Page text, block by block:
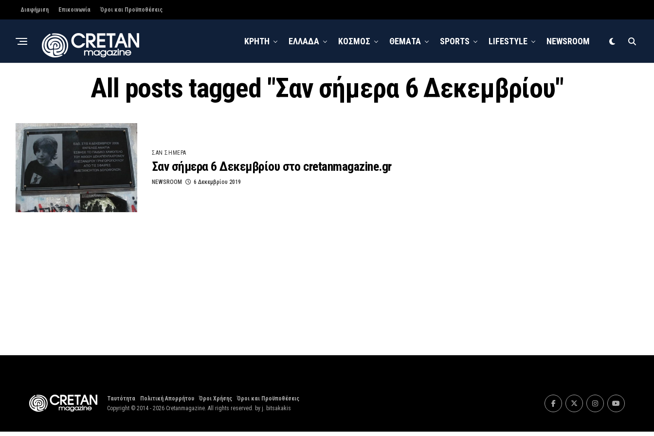
Διαφήμιση Επικοινωνία Όροι και Προϋποθέσεις
ΚΡΗΤΗ ΕΛΛΑΔΑ ΚΟΣΜΟΣ ΘΕΜΑΤΑ SPORTS LIFESTYLE NEWSROOM
All posts tagged "Σαν σήμερα 6 Δεκεμβρίου"
ΣΑΝ ΣΗΜΕΡΑ
Σαν σήμερα 6 Δεκεμβρίου στο cretanmagazine.gr
NEWSROOM 6 Δεκεμβρίου 2019
Ταυτότητα Πολιτική Απορρήτου Όροι Χρήσης
Όροι και Προϋποθέσεις
Copyright © 2014 - 2026 Cretanmagazine. All rights reserved. by j. bitsakakis